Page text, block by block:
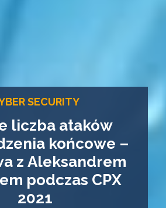
SECURITY
liczba ataków
końcowe –
z Aleksandrem
podczas CPX
2021